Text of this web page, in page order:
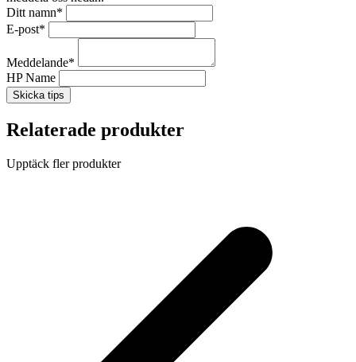
Ditt namn*
E-post*
Meddelande*
HP Name
Skicka tips
Relaterade produkter
Upptäck fler produkter